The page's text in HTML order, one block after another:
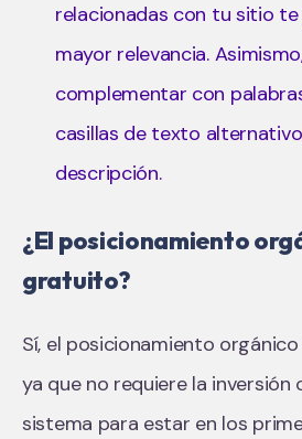
relacionadas con tu sitio
mayor relevancia.
complementar con
casillas de texto
descripción.
¿El posicionamiento
gratuito?
Sí, el posicionamiento
ya que no requiere la inversión
sistema para estar en los